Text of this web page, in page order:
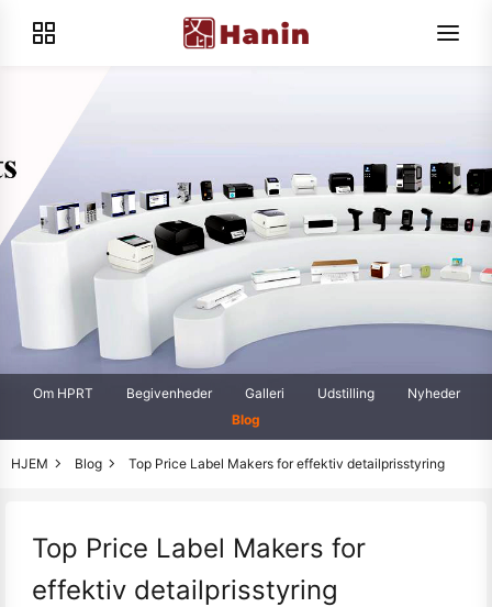
Om HPRT Begivenheder Galleri Udstilling
Nyheder
Blog
HJEM Blog Top Price Label Makers for effektiv detailprisstyring
Top Price Label Makers for
effektiv detailprisstyring